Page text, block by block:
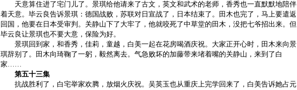
天意算住进了宅门儿了。景琪给他请来了古文，英文和武术的老师，香秀也一直默默地陪伴
着天意。毕云良告诉景琪：德国战败，苏联对日宣战了，日本结束了。田木也完了，马上要遣返
回国，他要在日本受审判。关静山下了大牢了，他就咬死了中草堂的田木，没把七爷招出来。但
毕云良让景琪也不要大意，保险为好。
景琪回到家，和香秀，佳莉，童越，白美一起在花房喝酒庆祝。大家正开心时，田木来向景
琪辞别了。田木向琦鞠了一躬，毅然离去。气急败坏的加藤带来堵着嘴的关静山，来到了白
家……
第五十三集
抗战胜利了，白宅举家欢腾，放烟火庆祝。吴英玉也从重庆上完学回来了，白美告诉她占元